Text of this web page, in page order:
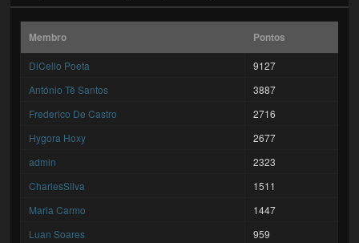
Membro Pontos
DiCello Poeta
9127
António Tê Santos
3887
Frederico De Castro
2716
Hygora Hoxy
2677
admin
2323
CharlesSilva
1511
Maria Carmo
1447
Luan Soares
959